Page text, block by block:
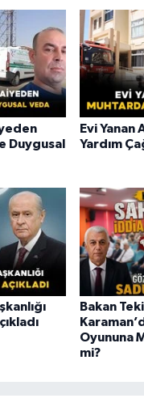
Duygusal
Evi Yanan
Yardım
Bakan
Oyununa
mi?